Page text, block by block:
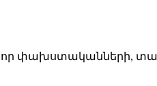
նոր փախստականների,